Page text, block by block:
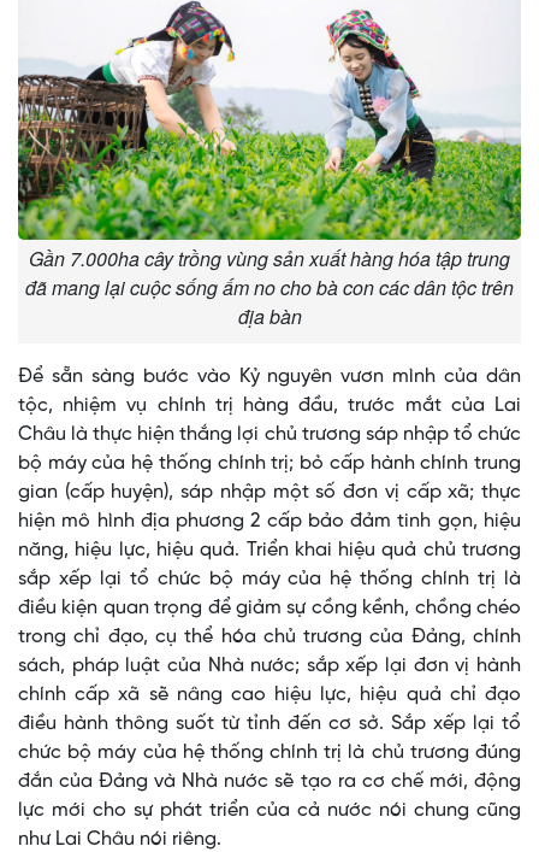
Gần 7.000ha cây trồng vùng sản xuất hàng hóa tập trung
đã mang lại cuộc sống ấm no cho bà con các dân tộc trên
địa bàn
Để sẵn sàng bước vào Kỷ nguyên vươn mình của dân
tộc, nhiệm vụ chính trị hàng đầu, trước mắt của Lai
Châu là thực hiện thắng lợi chủ trương sáp nhập tổ chức
bộ máy của hệ thống chính trị; bỏ cấp hành chính trung
gian (cấp huyện), sáp nhập một số đơn vị cấp xã; thực
hiện mô hình địa phương 2 cấp bảo đảm tinh gọn, hiệu
năng, hiệu lực, hiệu quả. Triển khai hiệu quả chủ trương
sắp xếp lại tổ chức bộ máy của hệ thống chính trị là
điều kiện quan trọng để giảm sự cồng kềnh, chồng chéo
trong chỉ đạo, cụ thể hóa chủ trương của Đảng, chính
sách, pháp luật của Nhà nước; sắp xếp lại đơn vị hành
chính cấp xã sẽ nâng cao hiệu lực, hiệu quả chỉ đạo
điều hành thông suốt từ tỉnh đến cơ sở. Sắp xếp lại tổ
chức bộ máy của hệ thống chính trị là chủ trương đúng
đắn của Đảng và Nhà nước sẽ tạo ra cơ chế mới, động
lực mới cho sự phát triển của cả nước nói chung cũng
như Lai Châu nói riêng.